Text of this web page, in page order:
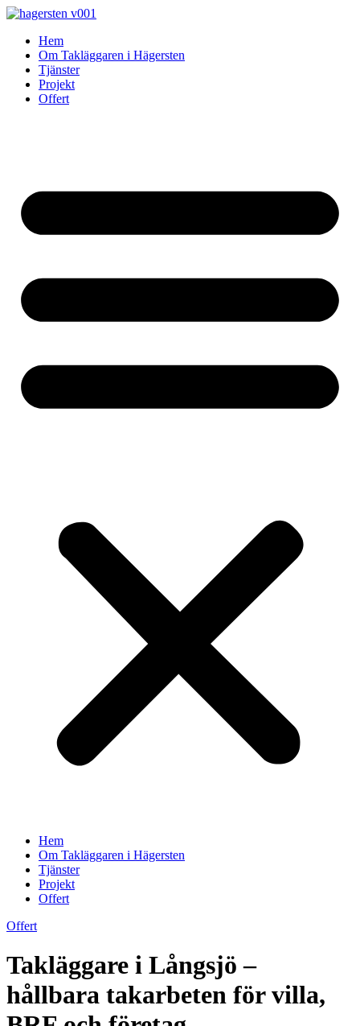
Skip
contentHem
Om Takläggaren i Hägersten
Tjänster
Projekt
Offert
Hem
Om Takläggaren i Hägersten
Tjänster
Projekt
Offert
Offert
Takläggare i Långsjö –
hållbara takarbeten för villa,